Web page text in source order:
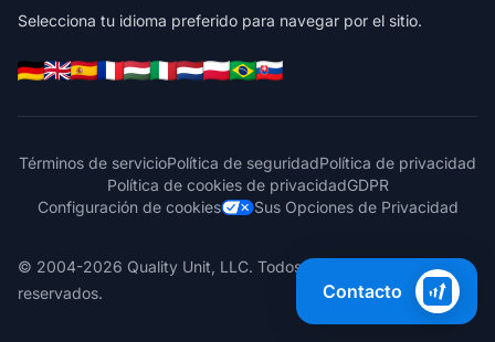
Selecciona tu idioma preferido para navegar por el sitio.
Términos de servicioPolítica de seguridadPolítica de privacidad
Política de cookies de privacidadGDPR
Configuración de cookies
Sus Opciones de Privacidad
© 2004-2026 Quality Unit, LLC. Todos los derechos
reservados.
Contacto